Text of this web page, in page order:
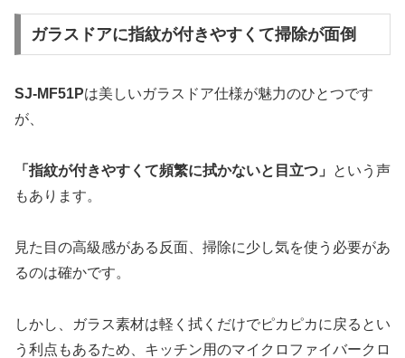
ガラスドアに指紋が付きやすくて掃除が面倒
SJ-MF51Pは美しいガラスドア仕様が魅力のひとつです
が、
「指紋が付きやすくて頻繁に拭かないと目立つ」
という声
もあります。
見た目の高級感がある反面、掃除に少し気を使う必要があ
るのは確かです。
しかし、 ガラス素材は軽く拭くだけでピカピカに戻る とい
う利点もあるため、キッチン用のマイクロファイバークロ